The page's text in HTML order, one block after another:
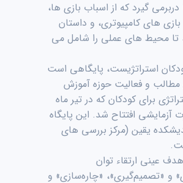
گیرد که از اسباب بازی ها،
های کامپیوتری، و داستان
تا محیط های عملی را شامل می
استراتژیست، پایگاهی است
و فعالیت حوزه آموزش
برای کودکان که در تیر ماه
آزمایشی افتتاح شد. این پایگاه
یقین (مرکز بررسی های
عینی ارتقاء توان
و «تصمیم‌گیری»، «چاره‌سازی» و